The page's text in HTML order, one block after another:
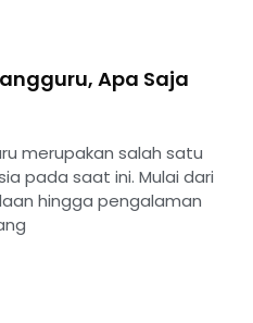
Apa Saja
merupakan salah satu
pada saat ini. Mulai dari
hingga pengalaman